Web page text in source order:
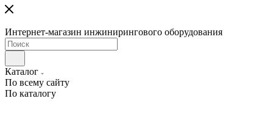
Интернет-магазин инжинирингового оборудования
Каталог
По всему сайту
По каталогу